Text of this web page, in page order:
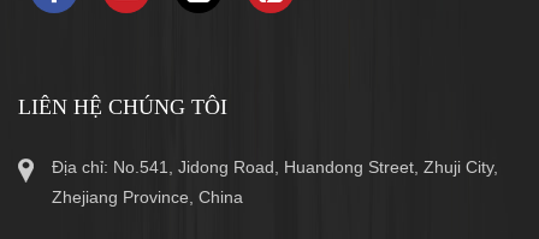
LIÊN HỆ CHÚNG TÔI
Địa chỉ: No.541, Jidong Road, Huandong Street, Zhuji City,
Zhejiang Province, China